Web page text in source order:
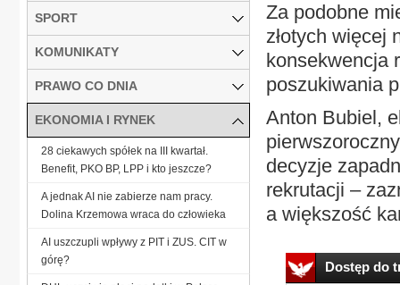
Za podobne
złotych więcej
konsekwencja
poszukiwania
Anton Bubiel,
decyzje
rekrutacji –
a większość
Dostęp do
SPORT
KOMUNIKATY
PRAWO CO DNIA
EKONOMIA I RYNEK
28 ciekawych spółek na III kwartał.
Benefit, PKO BP, LPP i kto jeszcze?
A jednak AI nie zabierze nam pracy.
Dolina Krzemowa wraca do człowieka
AI uszczupli wpływy z PIT i ZUS. CIT w
górę?